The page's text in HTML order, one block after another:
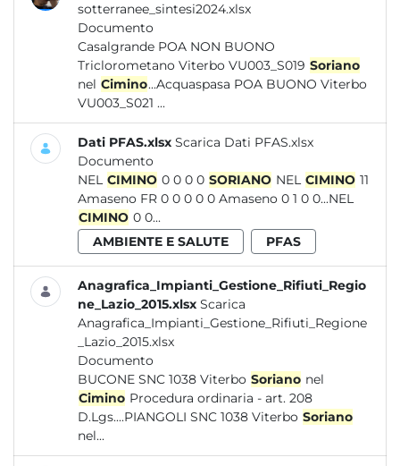
sotterranee_sintesi2024.xlsx
Documento
Casalgrande POA NON BUONO
Triclorometano Viterbo VU003_S019 Soriano
nel Cimino...Acquaspasa POA BUONO Viterbo
VU003_S021 ...
Dati PFAS.xlsx Scarica Dati PFAS.xlsx
Documento
NEL CIMINO 0 0 0 0 SORIANO NEL CIMINO
Amaseno FR 0 0 0 0 0 Amaseno 0 1 0 0...NEL
CIMINO 0 0...
AMBIENTE E SALUTE
PFAS
Anagrafica_Impianti_Gestione_Rifiuti_Regio
ne_Lazio_2015.xlsx Scarica
Anagrafica_Impianti_Gestione_Rifiuti_Regione
_Lazio_2015.xlsx
Documento
BUCONE SNC 1038 Viterbo Soriano nel
Cimino Procedura ordinaria - art. 208
D.Lgs....PIANGOLI SNC 1038 Viterbo Soriano
nel...